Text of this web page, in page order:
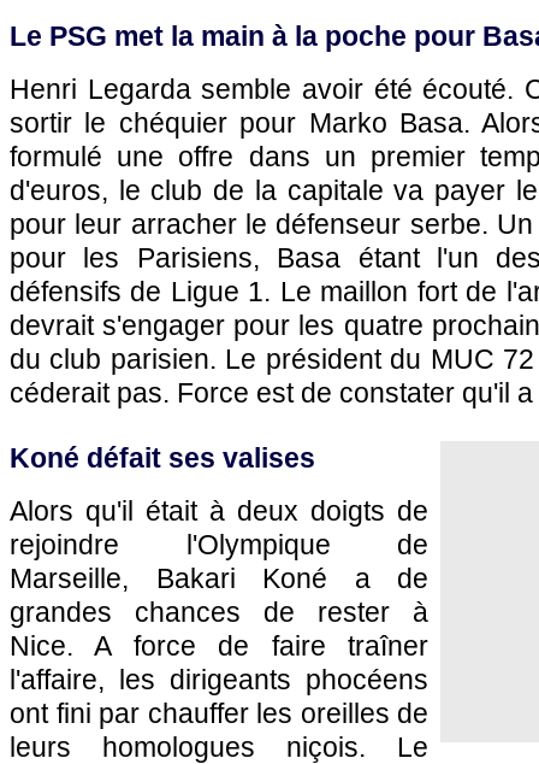
Le PSG met la main à la poche pour
Henri Legarda semble avoir été écouté.
sortir le chéquier pour Marko Basa.
formulé une offre dans un premier
d'euros, le club de la capitale va payer
pour leur arracher le défenseur serbe.
pour les Parisiens, Basa étant l'un
défensifs de Ligue 1. Le maillon fort de
devrait s'engager pour les quatre
du club parisien. Le président du MUC
céderait pas. Force est de constater qu'il
Koné défait ses valises
Alors qu'il était à deux doigts de
rejoindre l'Olympique de
Marseille, Bakari Koné a de
grandes chances de rester à
Nice. A force de faire traîner
l'affaire, les dirigeants phocéens
ont fini par chauffer les oreilles de
leurs homologues niçois. Le